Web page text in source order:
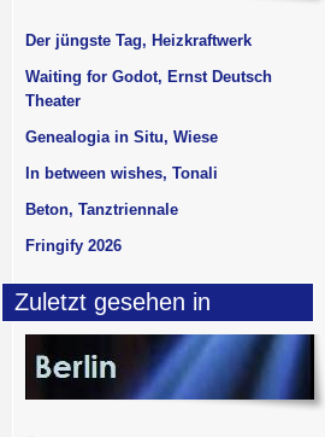
Der jüngste Tag, Heizkraftwerk
Waiting for Godot, Ernst Deutsch
Theater
Genealogia in Situ, Wiese
In between wishes, Tonali
Beton, Tanztriennale
Fringify 2026
Zuletzt gesehen in